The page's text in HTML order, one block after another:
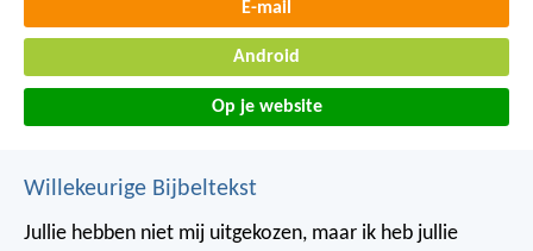
E-mail
Android
Op je website
Willekeurige Bijbeltekst
Jullie hebben niet mij uitgekozen, maar ik heb jullie